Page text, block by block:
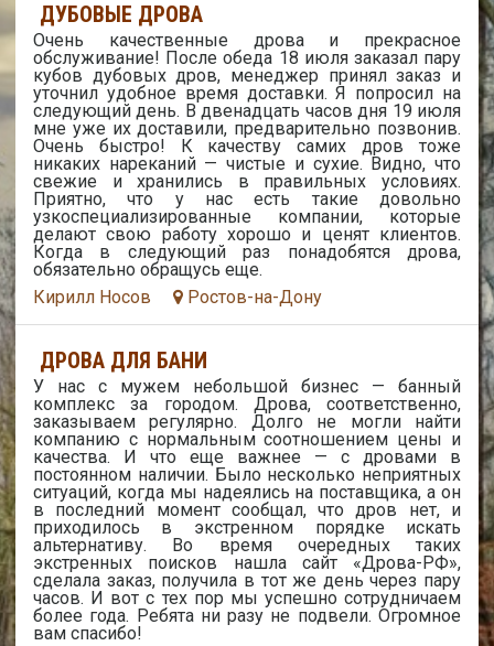
ДУБОВЫЕ ДРОВА
Очень качественные дрова и прекрасное
обслуживание! После обеда 18 июля заказал пару
кубов дубовых дров, менеджер принял заказ и
уточнил удобное время доставки. Я попросил на
следующий день. В двенадцать часов дня 19 июля
мне уже их доставили, предварительно позвонив.
Очень быстро! К качеству самих дров тоже
никаких нареканий — чистые и сухие. Видно, что
свежие и хранились в правильных условиях.
Приятно, что у нас есть такие довольно
узкоспециализированные компании, которые
делают свою работу хорошо и ценят клиентов.
Когда в следующий раз понадобятся дрова,
обязательно обращусь еще.
Кирилл Носов
Ростов-на-Дону
ДРОВА ДЛЯ БАНИ
У нас с мужем небольшой бизнес — банный
комплекс за городом. Дрова, соответственно,
заказываем регулярно. Долго не могли найти
компанию с нормальным соотношением цены и
качества. И что еще важнее — с дровами в
постоянном наличии. Было несколько неприятных
ситуаций, когда мы надеялись на поставщика, а он
в последний момент сообщал, что дров нет, и
приходилось в экстренном порядке искать
альтернативу. Во время очередных таких
экстренных поисков нашла сайт «Дрова-РФ»,
сделала заказ, получила в тот же день через пару
часов. И вот с тех пор мы успешно сотрудничаем
более года. Ребята ни разу не подвели. Огромное
вам спасибо!